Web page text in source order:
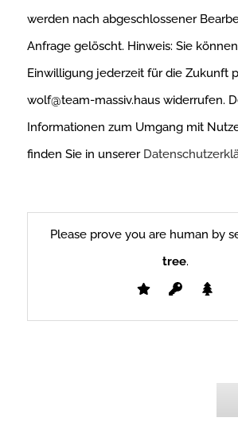
werden nach abgeschlossener
Anfrage gelöscht. Hinweis: Sie
Einwilligung jederzeit für die Zukunft
wolf@team-massiv.haus widerrufen.
Informationen zum Umgang mit
finden Sie in unserer
Please prove you are human by
tree.